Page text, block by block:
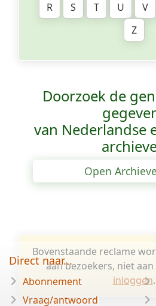
R
S T U V
Z
Doorzoek de
van Nederlandse
Open
Bovenstaande reclame
aan bezoekers, niet aan
inloggen.
Direct naar...
Abonnement
Vraag/antwoord